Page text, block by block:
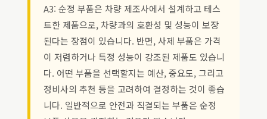
A3: 순정 부품은 차량 제조사에서 설계하고 테스
트한 제품으로, 차량과의 호환성 및 성능이 보장
된다는 장점이 있습니다. 반면, 사제 부품은 가격
이 저렴하거나 특정 성능이 강조된 제품도 있습니
다. 어떤 부품을 선택할지는 예산, 중요도, 그리고
정비사의 추천 등을 고려하여 결정하는 것이 좋습
니다. 일반적으로 안전과 직결되는 부품은 순정